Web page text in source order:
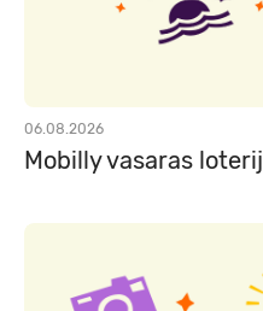
06.08.2026
Mobilly vasaras